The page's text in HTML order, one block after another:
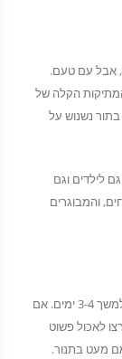
אבל עם טעם.
הקלה של
נשנוש על
לילדים וגם
והמבוגרים
מאפינס תירס נשמרים נהדר בקופסה אטומה במקרר למשך 3-4 ימים. אם
לאכול פשוט
מעט בתנור.